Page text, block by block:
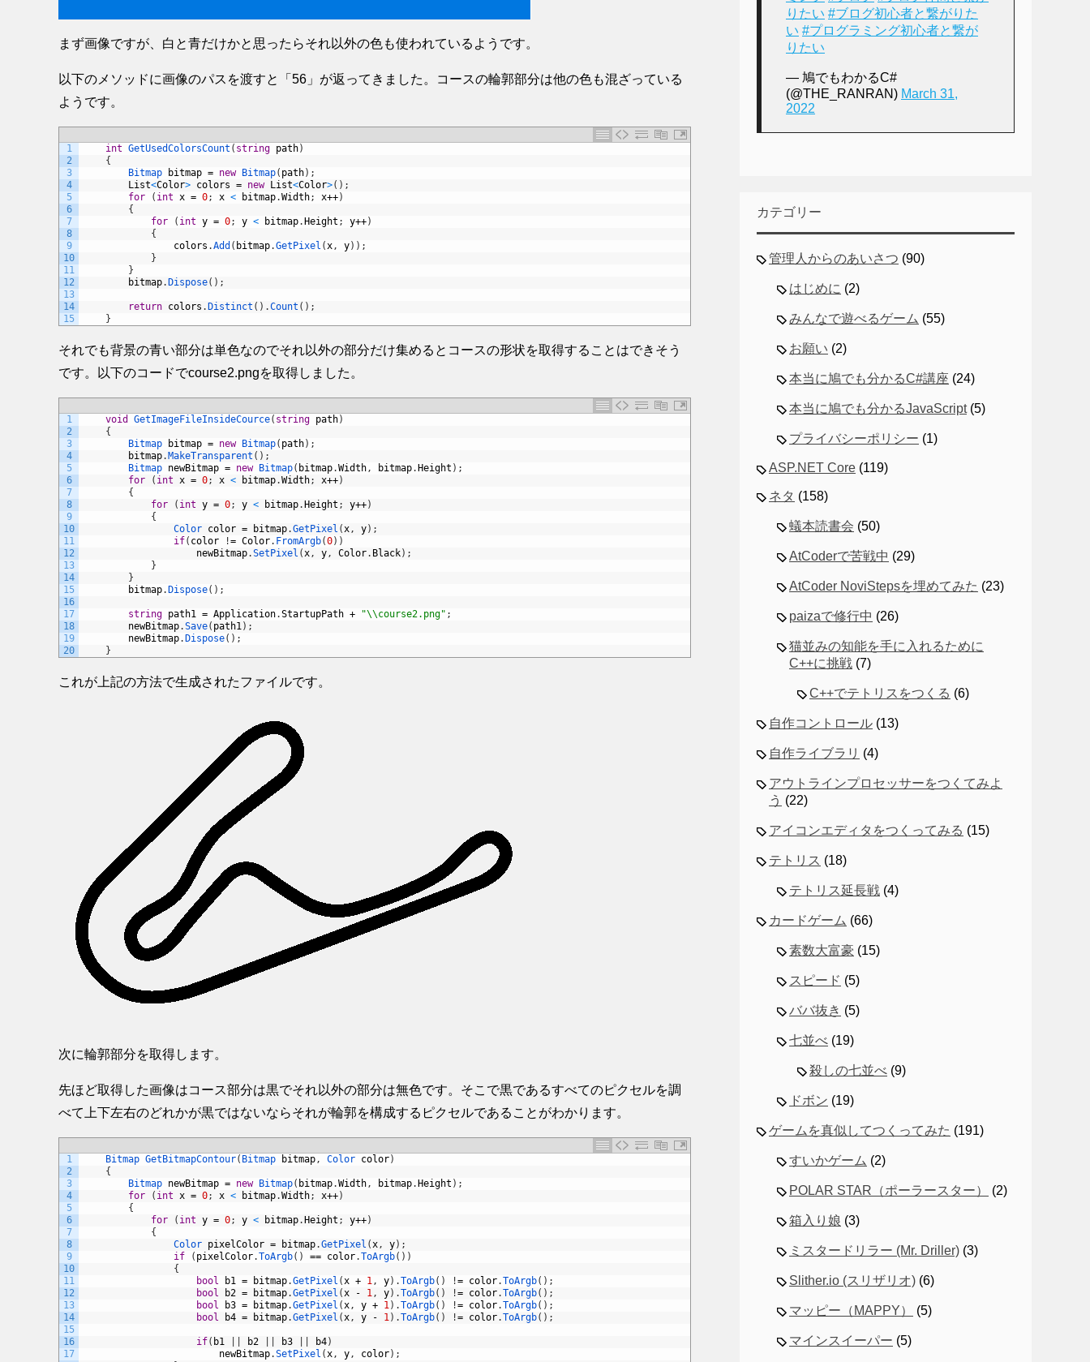
まず画像ですが、白と青だけかと思ったらそれ以外の色も使われているようです。
以下のメソッドに画像のパスを渡すと「56」が返ってきました。コースの輪郭部分は他の色も混ざっている
ようです。
1
2
3
4
5
6
7
8
9
10
11
12
13
14
15
int GetUsedColorsCount ( string path)
{
Bitmap
bitmap = new Bitmap( path) ;
List<Color> colors = new List<Color>( ) ;
for
( int x = 0; x < bitmap.Width; x++)
{
for
( int y = 0; y < bitmap. Height ; y++)
{
colors .Add ( bitmap.GetPixel (x, y) ) ;
}
}
bitmap. Dispose( ) ;
return colors . Distinct ( ) .Count ( ) ;
}
それでも背景の青い部分は単色なのでそれ以外の部分だけ集めるとコースの形状を取得することはできそう
です。以下のコードでcourse2.pngを取得しました。
1
2
3
4
5
6
7
8
9
10
11
12
13
14
15
16
17
18
19
20
void GetImageFileInsideCource( string path)
{
Bitmap
bitmap = new Bitmap( path) ;
bitmap. MakeTransparent ( ) ;
Bitmap newBitmap = new Bitmap( bitmap.Width, bitmap. Height ) ;
for
( int x = 0; x < bitmap.Width; x++)
{
for
( int y = 0; y < bitmap. Height ; y++)
{
Color color = bitmap.GetPixel (x, y) ;
if( color != Color. FromArgb(0) )
newBitmap.SetPixel (x, y, Color. Black) ;
}
}
bitmap. Dispose( ) ;
string path1 = Application.StartupPath + "\\course2.png" ;
newBitmap.Save( path1) ;
newBitmap. Dispose( ) ;
}
これが上記の方法で生成されたファイルです。
次に輪郭部分を取得します。
先ほど取得した画像はコース部分は黒でそれ以外の部分は無色です。そこで黒であるすべてのピクセルを調
べて上下左右のどれかが黒ではないならそれが輪郭を構成するピクセルであることがわかります。
1
2
3
4
5
6
7
8
9
10
11
12
13
14
15
16
17
Bitmap GetBitmapContour( Bitmap bitmap, Color color)
{
Bitmap newBitmap = new Bitmap( bitmap.Width, bitmap. Height ) ;
for
( int x = 0; x < bitmap.Width; x++)
{
for
( int y = 0; y < bitmap. Height ; y++)
{
Color pixelColor = bitmap.GetPixel (x, y) ;
if
( pixelColor.ToArgb( ) == color.ToArgb( ) )
{
bool
b1 = bitmap.GetPixel (x + 1, y) .ToArgb( ) != color.ToArgb( ) ;
bool
b2 = bitmap.GetPixel (x - 1, y) .ToArgb( ) != color.ToArgb( ) ;
bool
b3 = bitmap.GetPixel (x, y + 1) .ToArgb( ) != color.ToArgb( ) ;
bool
b4 = bitmap.GetPixel (x, y - 1) .ToArgb( ) != color.ToArgb( ) ;
if( b1 b2 b3 b4)
newBitmap.SetPixel (x, y, color) ;
りたい #ブログ初心者と繋がりた
い #プログラミング初心者と繋が
りたい
— 鳩でもわかるC#
(@THE_RANRAN) March 31,
2022
カテゴリー
管理人からのあいさつ (90)
はじめに (2)
みんなで遊べるゲーム (55)
お願い (2)
本当に鳩でも分かるC#講座 (24)
本当に鳩でも分かるJavaScript(5)
プライバシーポリシー (1)
ASP.NET Core (119)
ネタ (158)
蟻本読書会 (50)
AtCoderで苦戦中 (29)
AtCoder NoviStepsを埋めてみた (23)
paizaで修行中 (26)
猫並みの知能を手に入れるために
C++に挑戦 (7)
C++でテトリスをつくる (6)
自作コントロール (13)
自作ライブラリ (4)
アウトラインプロセッサーをつくてみよ
う (22)
アイコンエディタをつくってみる (15)
テトリス (18)
テトリス延長戦 (4)
カードゲーム (66)
素数大富豪 (15)
スピード (5)
ババ抜き (5)
七並べ (19)
殺しの七並べ (9)
ドボン (19)
ゲームを真似してつくってみた (191)
すいかゲーム (2)
POLAR STAR（ポーラースター） (2)
箱入り娘 (3)
ミスタードリラー (Mr. Driller) (3)
Slither.io (スリザリオ) (6)
マッピー（MAPPY） (5)
マインスイーパー (5)